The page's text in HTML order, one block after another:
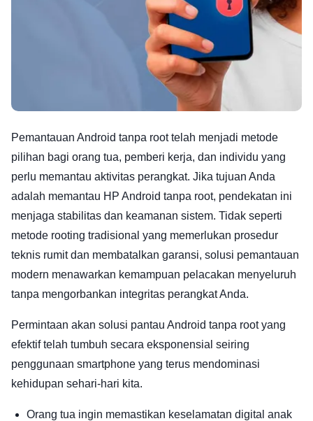
Pemantauan Android tanpa root telah menjadi metode
pilihan bagi orang tua, pemberi kerja, dan individu yang
perlu memantau aktivitas perangkat. Jika tujuan Anda
adalah memantau HP Android tanpa root, pendekatan ini
menjaga stabilitas dan keamanan sistem. Tidak seperti
metode rooting tradisional yang memerlukan prosedur
teknis rumit dan membatalkan garansi, solusi pemantauan
modern menawarkan kemampuan pelacakan menyeluruh
tanpa mengorbankan integritas perangkat Anda.
Permintaan akan solusi pantau Android tanpa root yang
efektif telah tumbuh secara eksponensial seiring
penggunaan smartphone yang terus mendominasi
kehidupan sehari-hari kita.
Orang tua ingin memastikan keselamatan digital anak